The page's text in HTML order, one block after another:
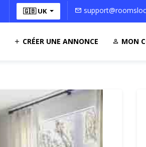
🇬🇧 UK
CRÉER UNE ANNONCE MON